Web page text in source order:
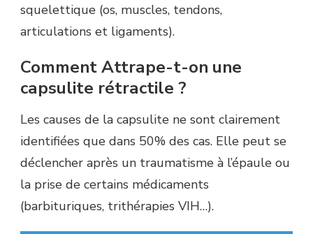
squelettique (os, muscles, tendons,
articulations et ligaments).
Comment Attrape-t-on une
capsulite rétractile ?
Les causes de la capsulite ne sont clairement
identifiées que dans 50% des cas. Elle peut se
déclencher après un traumatisme à l’épaule ou
la prise de certains médicaments
(barbituriques, trithérapies VIH…).